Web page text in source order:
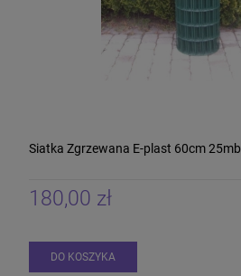
Siatka Zgrzewana E-plast 60cm 25mb
180,00 zł
DO KOSZYKA